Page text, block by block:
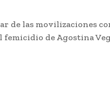
de las movilizaciones
femicidio de Agostina